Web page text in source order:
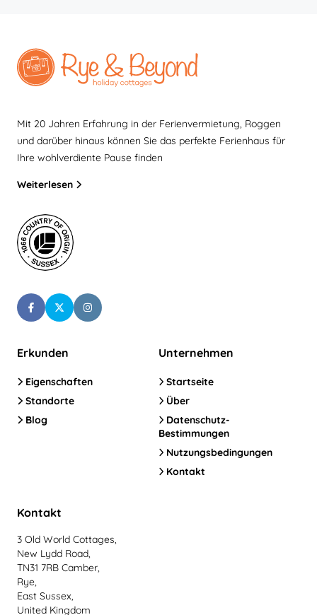
Mit 20 Jahren Erfahrung in der Ferienvermietung, Roggen
und darüber hinaus können Sie das perfekte Ferienhaus für
Ihre wohlverdiente Pause finden
Weiterlesen
Erkunden
Eigenschaften
Standorte
Blog
Unternehmen
Startseite
Über
Datenschutz-
Bestimmungen
Nutzungsbedingungen
Kontakt
Kontakt
3 Old World Cottages,
New Lydd Road,
TN31 7RB Camber,
Rye,
East Sussex,
United Kingdom